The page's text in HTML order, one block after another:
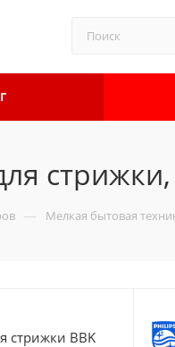
— Мелкая бытовая
стрижки BBK